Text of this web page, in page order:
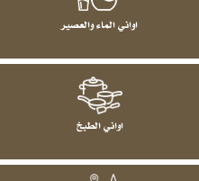
اواني الماء والعصير
اواني الطبخ